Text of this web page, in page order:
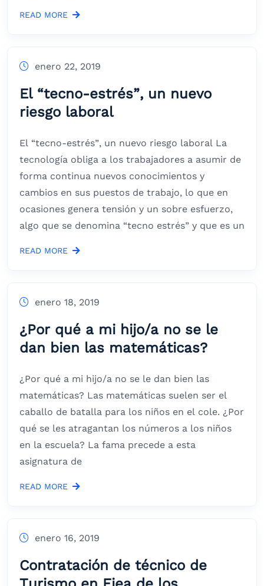
READ MORE
enero 22, 2019
El “tecno-estrés”, un nuevo
riesgo laboral
El “tecno-estrés”, un nuevo riesgo laboral La
tecnología obliga a los trabajadores a asumir de
forma continua nuevos conocimientos y
cambios en sus puestos de trabajo, lo que en
ocasiones genera tensión y un sobre esfuerzo,
algo que se denomina “tecno estrés” y que es un
READ MORE
enero 18, 2019
¿Por qué a mi hijo/a no se le
dan bien las matemáticas?
¿Por qué a mi hijo/a no se le dan bien las
matemáticas? Las matemáticas suelen ser el
caballo de batalla para los niños en el cole. ¿Por
qué se les atragantan los números a los niños
en la escuela? La fama precede a esta
asignatura de
READ MORE
enero 16, 2019
Contratación de técnico de